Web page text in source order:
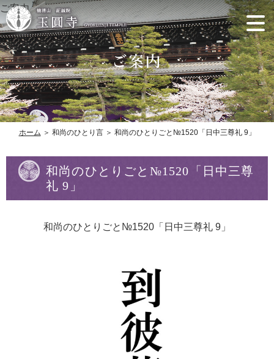
ご案内
ホーム ＞ 和尚のひとり言 ＞ 和尚のひとりごと№1520「日中三尊礼 9」
和尚のひとりごと№1520「日中三尊
礼 9」
和尚のひとりごと№1520「日中三尊礼 9」